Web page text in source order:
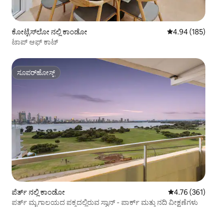
ಕೋಟ್ಟೆಸ್‌ಲೋ ನಲ್ಲಿ ಕಾಂಡೋ 5 ರಲ್ಲಿ 4.94
4.94 (185)
ಟಾಪ್ ಆಫ್ ಕಾಟ್
ಸೂಪರ್‌ಹೋಸ್ಟ್
ಸೂಪರ್‌ಹೋಸ್ಟ್
ಪೆರ್ತ್ ನಲ್ಲಿ ಕಾಂಡೋ 5 ರಲ್ಲಿ 4.76
4.76 (361)
ಪರ್ತ್ ಮೃಗಾಲಯದ ಪಕ್ಕದಲ್ಲಿರುವ ಸ್ವಾನ್ - ಪಾರ್ಕ್ ಮತ್ತು ನದಿ ವೀಕ್ಷಣೆಗಳು